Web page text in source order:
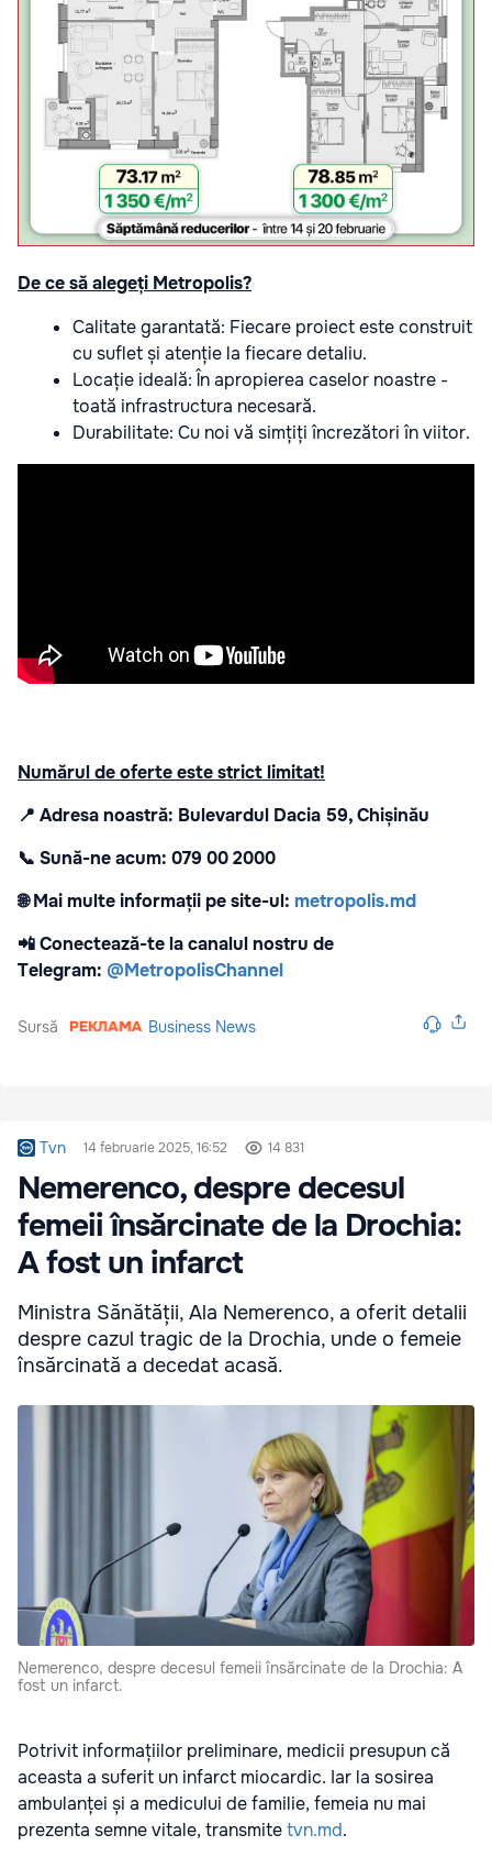
De ce să alegeți Metropolis?
Calitate garantată: Fiecare proiect este construit
cu suflet și atenție la fiecare detaliu.
Locație ideală: În apropierea caselor noastre -
toată infrastructura necesară.
Durabilitate: Cu noi vă simțiți încrezători în viitor.
Numărul de oferte este strict limitat!
📍 Adresa noastră: Bulevardul Dacia 59, Chișinău
📞 Sună-ne acum: 079 00 2000
🌐 Mai multe informații pe site-ul: metropolis.md
📲 Conectează-te la canalul nostru de
Telegram: @MetropolisChannel
Sursă Business News
Tvn 14 februarie 2025, 16:52 14 831
Nemerenco, despre decesul
femeii însărcinate de la Drochia:
A fost un infarct
Ministra Sănătății, Ala Nemerenco, a oferit detalii
despre cazul tragic de la Drochia, unde o femeie
însărcinată a decedat acasă.
Nemerenco, despre decesul femeii însărcinate de la Drochia: A
fost un infarct.
Potrivit informațiilor preliminare, medicii presupun că
aceasta a suferit un infarct miocardic. Iar la sosirea
ambulanței și a medicului de familie, femeia nu mai
prezenta semne vitale, transmitetvn.md.